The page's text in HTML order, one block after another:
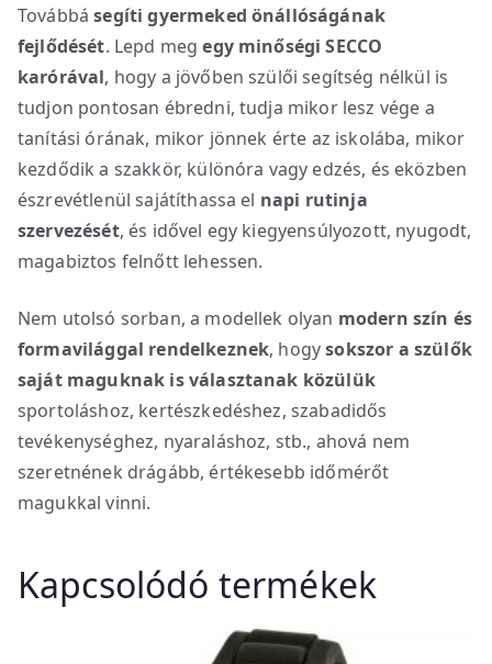
Továbbásegíti gyermeked önállóságának
fejlődését. Lepd megegy minőségi SECCO
karórával, hogy a jövőben szülői segítség nélkül is
tudjon pontosan ébredni, tudja mikor lesz vége a
tanítási órának, mikor jönnek érte az iskolába, mikor
kezdődik a szakkör, különóra vagy edzés, és eközben
észrevétlenül sajátíthassa el napi rutinja
szervezését, és idővel egy kiegyensúlyozott, nyugodt,
magabiztos felnőtt lehessen.
Nem utolsó sorban, a modellek olyan modern szín és
formavilággal rendelkeznek, hogysokszor a szülők
saját maguknak is választanak közülük
sportoláshoz, kertészkedéshez, szabadidős
tevékenységhez, nyaraláshoz, stb., ahová nem
szeretnének drágább, értékesebb időmérőt
magukkal vinni.
Kapcsolódó termékek